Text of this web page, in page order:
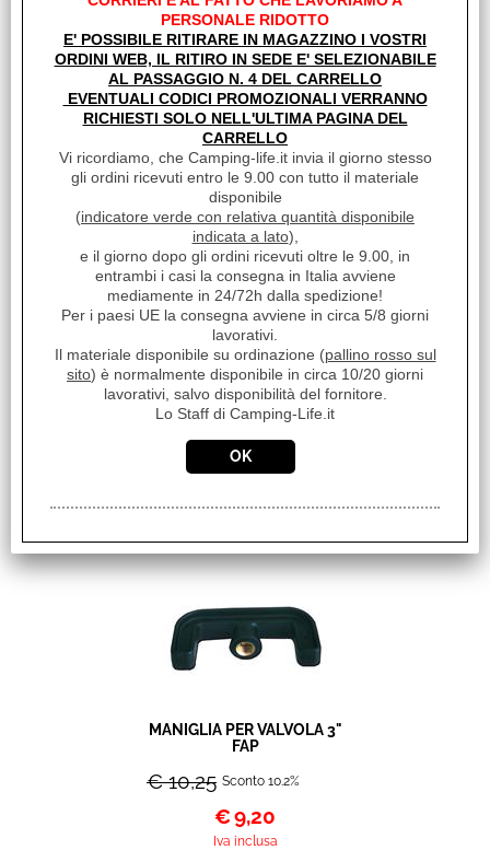
28.01.2020
Braccio molto versatile, tutti gli snodi si bloccano a vite,
comodissimo
I clienti che hanno acquistato questo prodotto,
hanno scelto anche questi articoli
DISGREGANTE PER WC
€ 24,28
€11,90
MANIGLIA PER VALVOLA 3"
FAP
€ 10,25 Sconto 10.2%
€9,20
Iva inclusa
PERSONALE RIDOTTO
E' POSSIBILE RITIRARE IN MAGAZZINO I VOSTRI
ORDINI WEB, IL RITIRO IN SEDE E' SELEZIONABILE
AL PASSAGGIO N. 4 DEL CARRELLO
EVENTUALI CODICI PROMOZIONALI VERRANNO
RICHIESTI SOLO NELL'ULTIMA PAGINA DEL
CARRELLO
Vi ricordiamo, che Camping-life.it invia il giorno stesso
gli ordini ricevuti entro le 9.00 con tutto il materiale
disponibile
(indicatore verde con relativa quantità disponibile
indicata a lato),
e il giorno dopo gli ordini ricevuti oltre le 9.00, in
entrambi i casi la consegna in Italia avviene
mediamente in 24/72h dalla spedizione!
Per i paesi UE la consegna avviene in circa 5/8 giorni
lavorativi.
Il materiale disponibile su ordinazione (pallino rosso sul
sito) è normalmente disponibile in circa 10/20 giorni
lavorativi, salvo disponibilità del fornitore.
Lo Staff di Camping-Life.it